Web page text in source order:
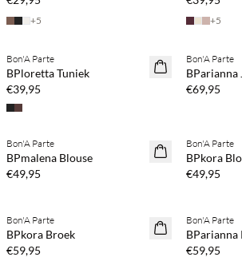
+5 +5
NEWS
Bon'A Parte
BPloretta Tuniek
€39,95
NEWS
Bon'A Parte
BParianna
€69,95
NEWS
Koop min. 2 & bespaar 20%
Bon'A Parte
BPmalena Blouse
€49,95
NEWS
Bon'A Parte
BPkora
€49,95
NEWS
Bon'A Parte
BPkora Broek
€59,95
NEWS
Bon'A Parte
BParianna
€59,95